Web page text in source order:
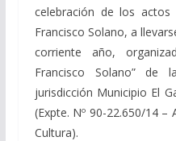
celebración de los
Francisco Solano, a
corriente año,
Francisco Solano” de
jurisdicción Municipio El
(Expte. Nº 90-22.650/14 –
Cultura).